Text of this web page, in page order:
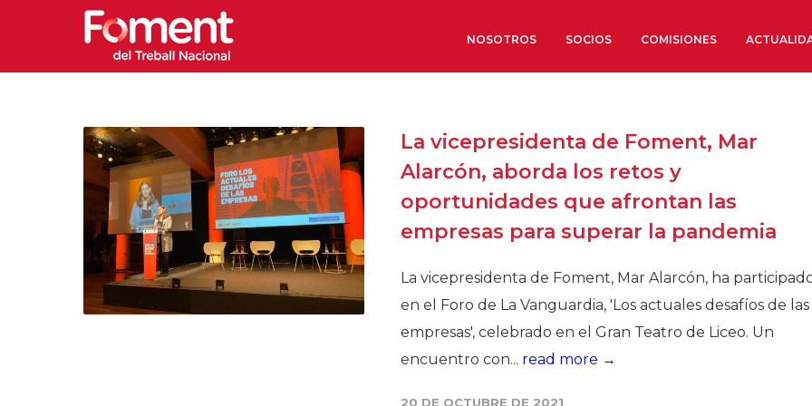
NOSOTROS
Órganos de Gobierno
Órganos Consultivos
Estructura Ejecutiva
Institut d’Estudis Estratègics
Económicos y Sociales
Organizaciones territoriales
SOCIOS COMISIONES
La vicepresidenta de Foment, Mar
Alarcón, aborda los retos y
oportunidades que afrontan las
empresas para superar la pandemia
La vicepresidenta de Foment, Mar Alarcón, ha
en el Foro de La Vanguardia, 'Los actuales desafíos de las
empresas', celebrado en el Gran Teatro de Liceo. Un
encuentro con... read more →
20 DE OCTUBRE DE 2021